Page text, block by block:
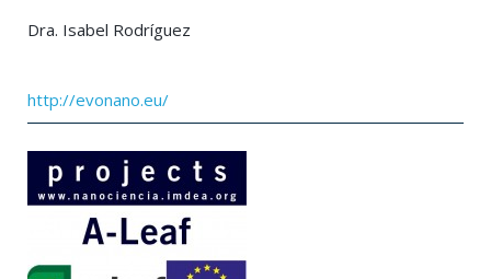
Dra. Isabel Rodríguez
http://evonano.eu/